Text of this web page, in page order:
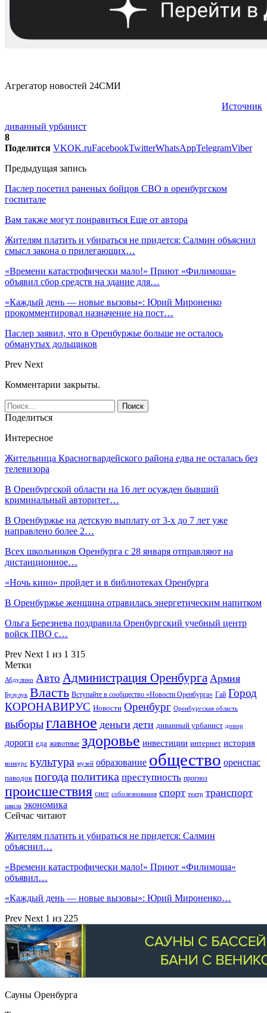
Агрегатор новостей 24СМИ
Источник
диванный урбанист
8
Поделится VKOK.ruFacebookTwitterWhatsAppTelegramViber
Предыдущая запись
Паслер посетил раненых бойцов СВО в оренбургском
госпитале
Вам также могут понравиться Еще от автора
Жителям платить и убираться не придется: Салмин объяснил
смысл закона о прилегающих…
«Времени катастрофически мало!» Приют «Филимоша»
объявил сбор средств на здание для…
«Каждый день — новые вызовы»: Юрий Мироненко
прокомментировал назначение на пост…
Паслер заявил, что в Оренбуржье больше не осталось
обманутых дольщиков
Prev Next
Комментарии закрыты.
Поделиться
Интересное
Жительница Красногвардейского района едва не осталась без
телевизора
В Оренбургской области на 16 лет осужден бывший
криминальный авторитет…
В Оренбуржье на детскую выплату от 3-х до 7 лет уже
направлено более 2…
Всех школьников Оренбурга с 28 января отправляют на
дистанционное…
«Ночь кино» пройдет и в библиотеках Оренбурга
В Оренбуржье женщина отравилась энергетическим напитком
Ольга Березнева поздравила Оренбургский учебный центр
войск ПВО с…
Prev Next 1 из 1 315
Метки
Абдулино Авто Администрация Оренбурга Армия
Бузулук Власть Вступайте в сообщество «Новости Оренбурга» Гай Город
КОРОНАВИРУС Новости Оренбург Оренбургская область
выборыглавное деньги дети диванный урбанист донор
дороги еда животные здоровье инвестиции интернет история
конкурс культура музей образование общество оренспас
паводок погода политика преступность прогноз
происшествия снег соболезнования спорт театр транспорт
школа экономика
Сейчас читают
Жителям платить и убираться не придется: Салмин
объяснил…
«Времени катастрофически мало!» Приют «Филимоша»
объявил…
«Каждый день — новые вызовы»: Юрий Мироненко…
Prev Next 1 из 225
Сауны Оренбурга